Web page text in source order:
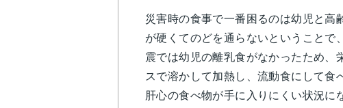
災害時の食事で一番困るのは幼児と高
が硬くてのどを通らないということで
震では幼児の離乳食がなかったため、
スで溶かして加熱し、流動食にして食
肝心の食べ物が手に入りにくい状況